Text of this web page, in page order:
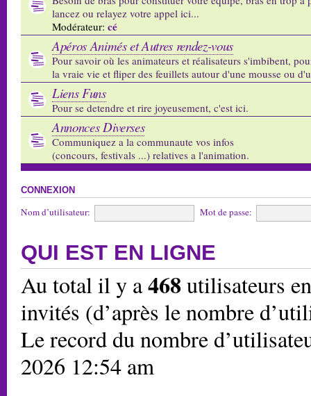
lancez ou relayez votre appel ici...
Modérateur: cé
Apéros Animés et Autres rendez-vous
Pour savoir où les animateurs et réalisateurs s'imbibent,
la vraie vie et fliper des feuillets autour d'une mousse ou
Liens Funs
Pour se detendre et rire joyeusement, c'est ici.
Annonces Diverses
Communiquez a la communaute vos infos
(concours, festivals ...) relatives a l'animation.
CONNEXION
Nom d’utilisateur: Mot de passe:
QUI EST EN LIGNE
Au total il y a468utilisateurs
invités (d’après le nombre
Le record du nombre
2026 12:54 am